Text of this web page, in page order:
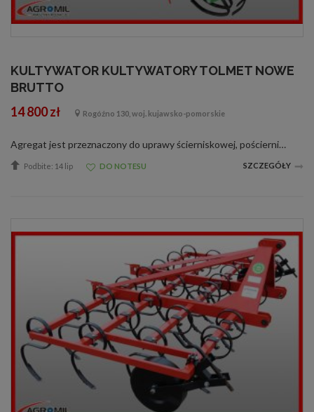
KULTYWATOR KULTYWATORY TOLMET NOWE
BRUTTO
14 800 zł Rogóźno 130, woj. kujawsko-pomorskie
Agregat jest przeznaczony do uprawy ścierniskowej, pościerniskowej oraz uprawy przedsiewnej. Wyposażony jest on w mocne zęby robocze typu NON- STOP o przekroju 25 x 25 mm mocowane na 3- belkowej ramie zakończone redlicą prostą obracalną lub gę...
Podbite: 14 lip DO NOTESU SZCZEGÓŁY